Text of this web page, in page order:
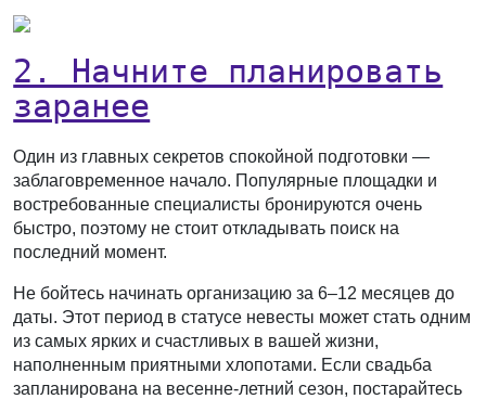
2. Начните планировать
заранее
Один из главных секретов спокойной подготовки —
заблаговременное начало. Популярные площадки и
востребованные специалисты бронируются очень
быстро, поэтому не стоит откладывать поиск на
последний момент.
Не бойтесь начинать организацию за 6–12 месяцев до
даты. Этот период в статусе невесты может стать одним
из самых ярких и счастливых в вашей жизни,
наполненным приятными хлопотами. Если свадьба
запланирована на весенне-летний сезон, постарайтесь